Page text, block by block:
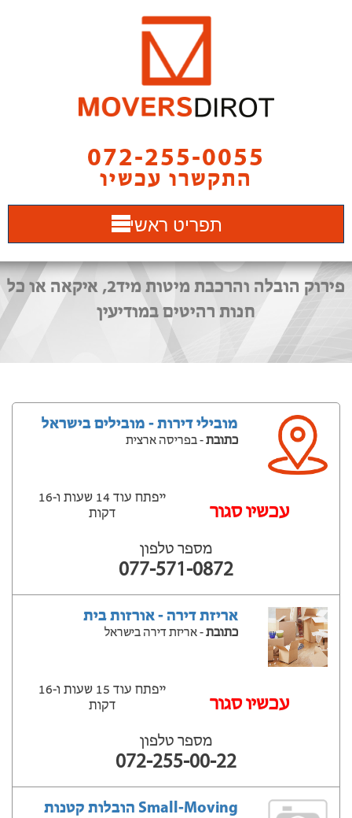
072-255-0055
התקשרו עכשיו
תפריט ראשי
פירוק הובלה והרכבת מיטות מיד2, איקאה או כל
חנות רהיטים במודיעין
מובילי דירות - מובילים בישראל
כתובת- בפריסה ארצית
עכשיו סגור
ייפתח עוד 14 שעות ‫ו-16
דקות
מספר טלפון
077-571-0872
אריזת דירה - אורזות בית
כתובת- אריזת דירה בישראל
עכשיו סגור
ייפתח עוד 15 שעות ‫ו-16
דקות
מספר טלפון
072-255-00-22
Small-Moving הובלות קטנות